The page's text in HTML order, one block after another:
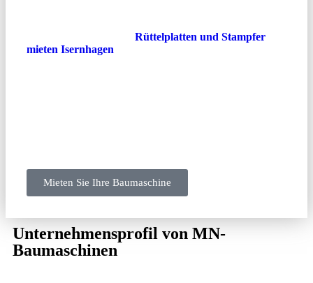
Rüttelplatten und Stampfer
mieten Isernhagen
Mieten Sie Ihre Baumaschine
Unternehmensprofil von MN-
Baumaschinen